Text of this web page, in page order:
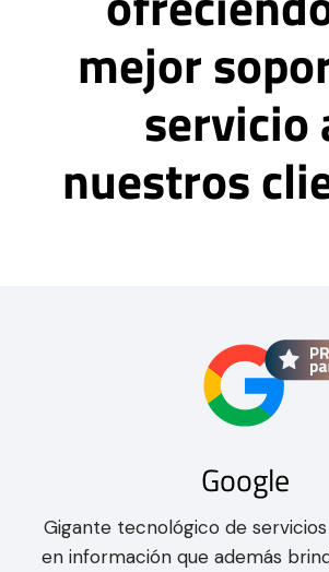
mejor
servicio
nuestros
Google
Gigante tecnológico de
en información que además